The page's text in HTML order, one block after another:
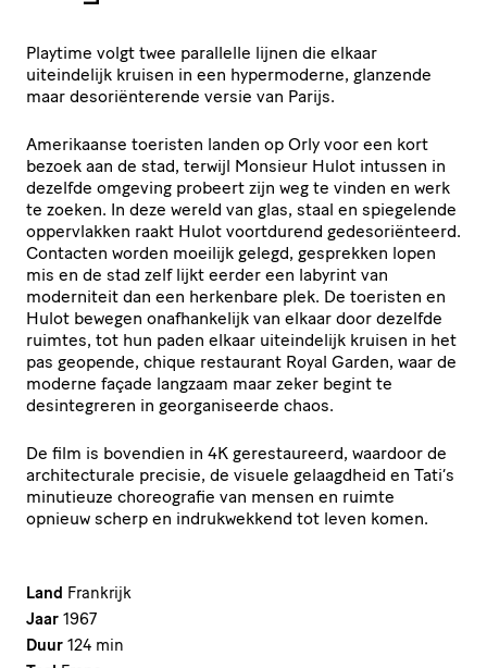
Playtime volgt twee parallelle lijnen die elkaar
uiteindelijk kruisen in een hypermoderne, glanzende
maar desoriënterende versie van Parijs.
Amerikaanse toeristen landen op Orly voor een kort
bezoek aan de stad, terwijl Monsieur Hulot intussen in
dezelfde omgeving probeert zijn weg te vinden en werk
te zoeken. In deze wereld van glas, staal en spiegelende
oppervlakken raakt Hulot voortdurend gedesoriënteerd.
Contacten worden moeilijk gelegd, gesprekken lopen
mis en de stad zelf lijkt eerder een labyrint van
moderniteit dan een herkenbare plek. De toeristen en
Hulot bewegen onafhankelijk van elkaar door dezelfde
ruimtes, tot hun paden elkaar uiteindelijk kruisen in het
pas geopende, chique restaurant Royal Garden, waar de
moderne façade langzaam maar zeker begint te
desintegreren in georganiseerde chaos.
De film is bovendien in 4K gerestaureerd, waardoor de
architecturale precisie, de visuele gelaagdheid en Tati’s
minutieuze choreografie van mensen en ruimte
opnieuw scherp en indrukwekkend tot leven komen.
Land Frankrijk
Jaar 1967
Duur 124 min